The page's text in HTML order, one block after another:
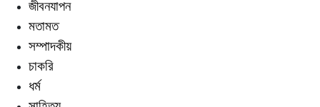
জীবনযাপন
মতামত
সম্পাদকীয়
চাকরি
ধর্ম